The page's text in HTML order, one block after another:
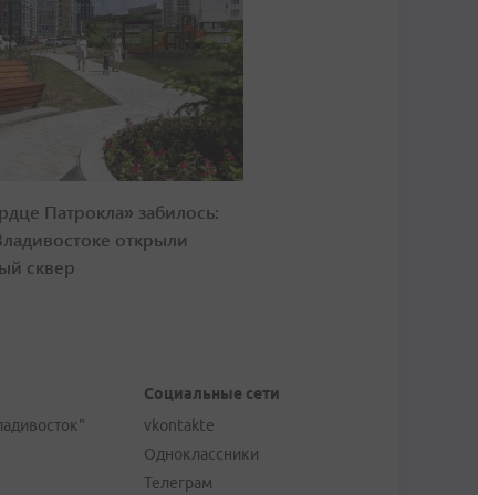
Патрокла» забилось:
открыли
сквер
Социальные сети
vkontakte
Одноклассники
Телеграм